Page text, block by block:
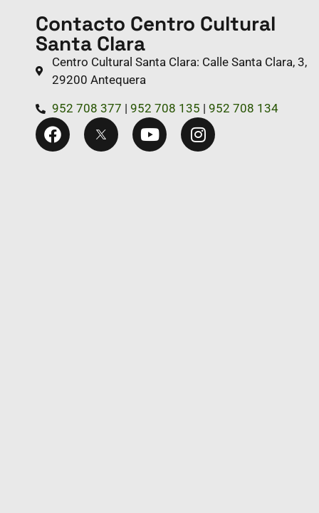
Contacto Centro Cultural
Santa Clara
Centro Cultural Santa Clara: Calle Santa Clara, 3,
29200 Antequera
952 708 377 | 952 708 135 | 952 708 134